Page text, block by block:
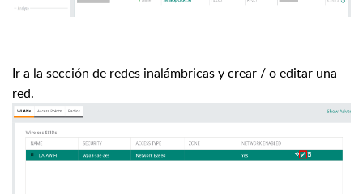
Ir a la sección de redes inalámbricas y crear / o editar una
red.